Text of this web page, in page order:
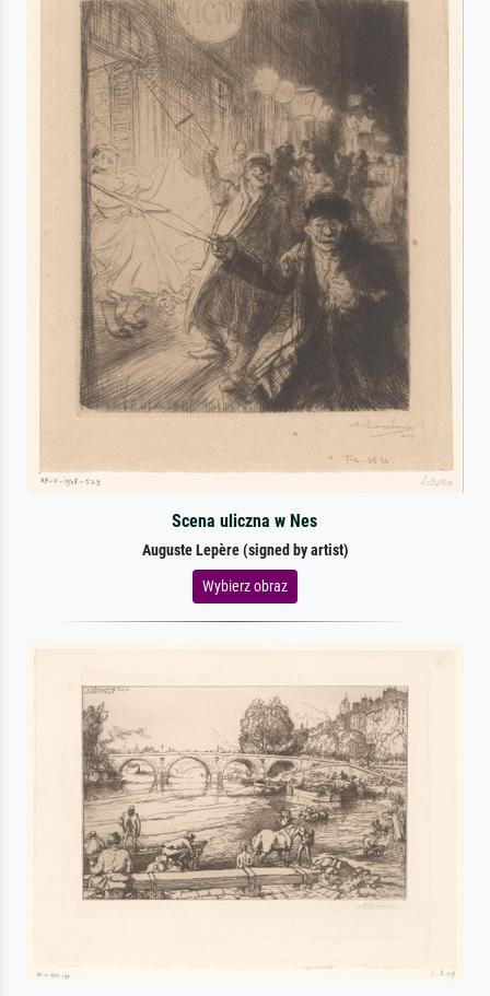
Scena uliczna w Nes
Auguste Lepère (signed by artist)
Wybierz obraz